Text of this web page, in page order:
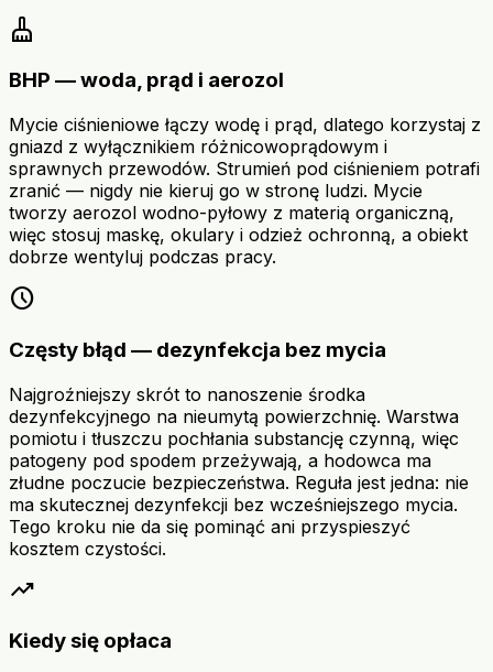
cleaning_services
BHP — woda, prąd i aerozol
Mycie ciśnieniowe łączy wodę i prąd, dlatego korzystaj z
gniazd z wyłącznikiem różnicowoprądowym i
sprawnych przewodów. Strumień pod ciśnieniem potrafi
zranić — nigdy nie kieruj go w stronę ludzi. Mycie
tworzy aerozol wodno-pyłowy z materią organiczną,
więc stosuj maskę, okulary i odzież ochronną, a obiekt
dobrze wentyluj podczas pracy.
schedule
Częsty błąd — dezynfekcja bez mycia
Najgroźniejszy skrót to nanoszenie środka
dezynfekcyjnego na nieumytą powierzchnię. Warstwa
pomiotu i tłuszczu pochłania substancję czynną, więc
patogeny pod spodem przeżywają, a hodowca ma
złudne poczucie bezpieczeństwa. Reguła jest jedna: nie
ma skutecznej dezynfekcji bez wcześniejszego mycia.
Tego kroku nie da się pominąć ani przyspieszyć
kosztem czystości.
trending_up
Kiedy się opłaca